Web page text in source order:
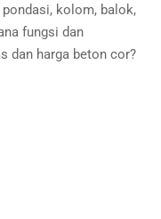
kolom, balok,
fungsi dan
dan harga beton cor?